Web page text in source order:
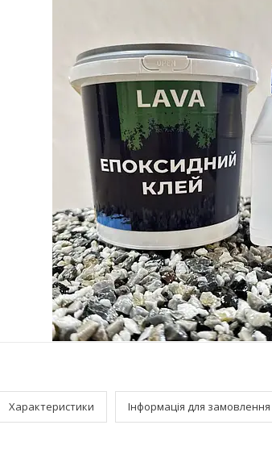
Характеристики Інформація для замовлення